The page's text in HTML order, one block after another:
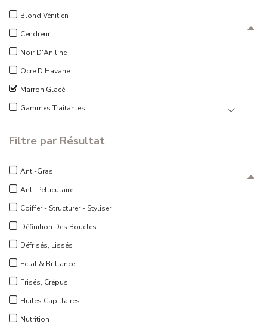
Blond Vénitien
Cendreur
Noir D'Aniline
Ocre D’Havane
Marron Glacé
Gammes Traitantes
Filtre par Résultat
Anti-Gras
Anti-Pelliculaire
Coiffer - Structurer - Styliser
Définition Des Boucles
Défrisés, Lissés
Eclat & Brillance
Frisés, Crépus
Huiles Capillaires
Nutrition